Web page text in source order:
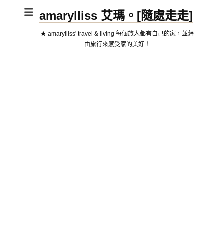
amarylliss 艾瑪。[隨處走走]
★ amarylliss' travel & living 每個旅人都有自己的家，並藉
由旅行來感受家的美好！